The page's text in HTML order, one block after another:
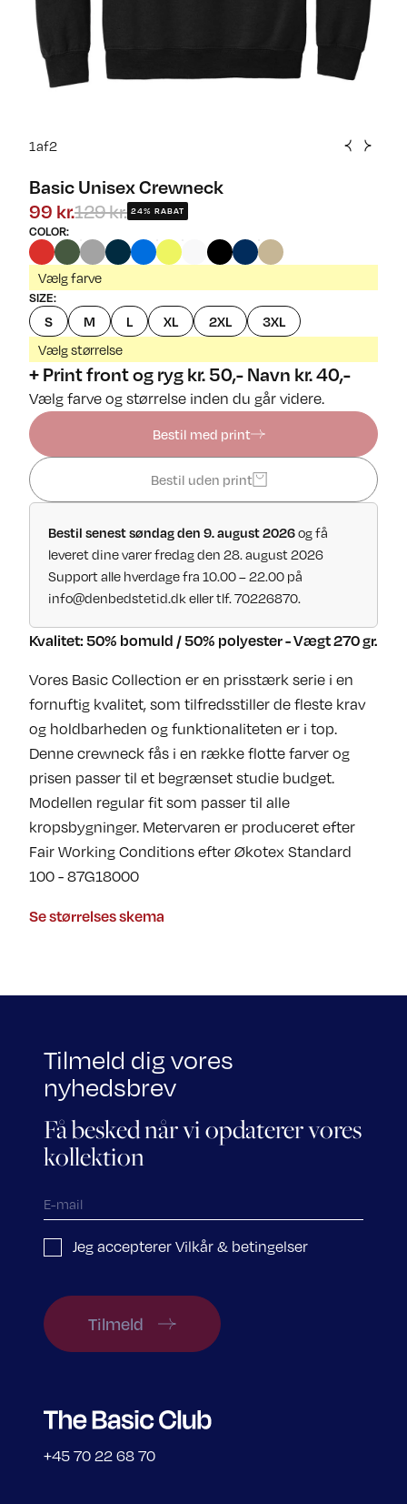
1af2
Basic Unisex Crewneck
99 kr.129 kr. 24% RABAT
COLOR:
Vælg farve
SIZE:
S M L XL 2XL
3XL
Vælg størrelse
+ Print front og ryg kr. 50,- Navn kr. 40,-
Vælg farve og størrelse inden du går videre.
Bestil med print
Bestil uden print
Bestil senest søndag den 9. august 2026og få
leveret dine varer fredag den 28. august 2026
Support alle hverdage fra 10.00 – 22.00 på
info@denbedstetid.dk eller tlf. 70226870.
Kvalitet: 50% bomuld / 50% polyester - Vægt 270 gr.
Vores Basic Collection er en prisstærk serie i en
fornuftig kvalitet, som tilfredsstiller de fleste krav
og holdbarheden og funktionaliteten er i top.
Denne crewneck fås i en række flotte farver og
prisen passer til et begrænset studie budget.
Modellen regular fit som passer til alle
kropsbygninger. Metervaren er produceret efter
Fair Working Conditions efter Økotex Standard
100 - 87G18000
Se størrelses skema
Tilmeld dig vores
nyhedsbrev
Få besked når vi opdaterer vores
kollektion
Jeg accepterer Vilkår & betingelser
Tilmeld
+45 70 22 68 70